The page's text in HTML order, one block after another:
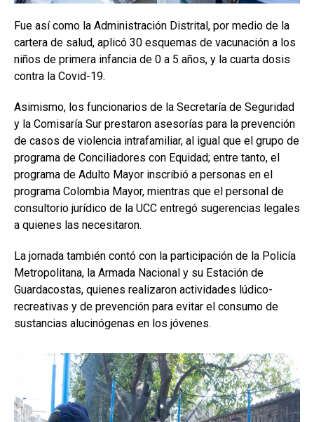
Fue así como la Administración Distrital, por medio de la
cartera de salud, aplicó 30 esquemas de vacunación a los
niños de primera infancia de 0 a 5 años, y la cuarta dosis
contra la Covid-19.
Asimismo, los funcionarios de la Secretaría de Seguridad
y la Comisaría Sur prestaron asesorías para la prevención
de casos de violencia intrafamiliar, al igual que el grupo de
programa de Conciliadores con Equidad; entre tanto, el
programa de Adulto Mayor inscribió a personas en el
programa Colombia Mayor, mientras que el personal de
consultorio jurídico de la UCC entregó sugerencias legales
a quienes las necesitaron.
La jornada también contó con la participación de la Policía
Metropolitana, la Armada Nacional y su Estación de
Guardacostas, quienes realizaron actividades lúdico-
recreativas y de prevención para evitar el consumo de
sustancias alucinógenas en los jóvenes.